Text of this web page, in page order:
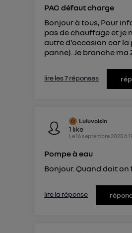
PAC défaut charge
Bonjour à tous, Pour
pas de chauffage et je
autre d'occasion car la
panne). Je branche ma
lire les 7 réponses
Luluvoisin
1 like
Le16 septembre 2025à
Pompe à eau
Bonjour. Quand doit
lire la réponse